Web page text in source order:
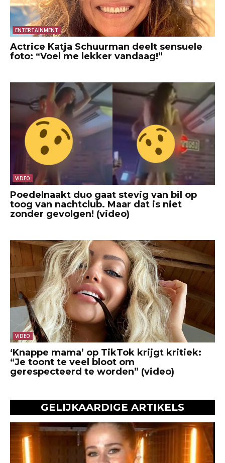
ENTERTAINMENT
Actrice Katja Schuurman deelt sensuele
foto: “Voel me lekker vandaag!”
VIDEO
Poedelnaakt duo gaat stevig van bil op
toog van nachtclub. Maar dat is niet
zonder gevolgen! (video)
VIDEO
‘Knappe mama’ op TikTok krijgt kritiek:
“Je toont te veel bloot om
gerespecteerd te worden” (video)
GELIJKAARDIGE ARTIKELS